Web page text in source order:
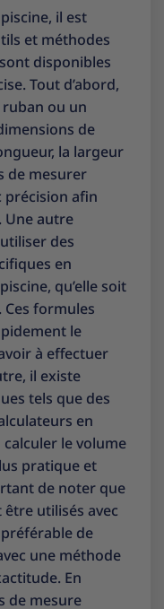
il est
et méthodes
disponibles
Tout d’abord,
ou un
de
la largeur
de mesurer
précision afin
Une autre
des
en
qu’elle soit
formules
le
à effectuer
il existe
tels que des
en
le volume
pratique et
de noter que
utilisés avec
de
une méthode
En
de mesure